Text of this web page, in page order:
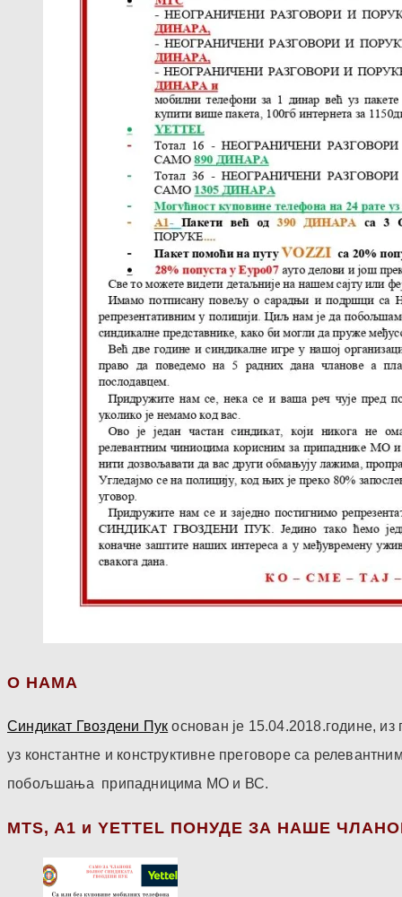
О НАМА
Синдикат Гвоздени Пук основан је 15.04.2018.године,
уз константне и конструктивне преговоре са
побољшања припадницима МО и ВС.
МТS, A1 и YETTEL ПОНУДЕ ЗА НАШЕ